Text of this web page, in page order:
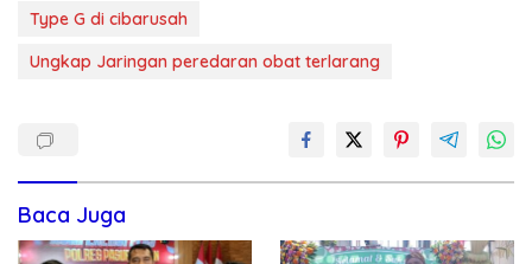
Type G di cibarusah
Ungkap Jaringan peredaran obat terlarang
Baca Juga